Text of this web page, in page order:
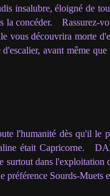
insalubre, éloigné de
la concéder.
Rassurez-
vous découvrira morte
avant même
l'humanité dès qu'il le
était Capricorne.
surtout dans l'exploitation
préférence Sourds-Muets